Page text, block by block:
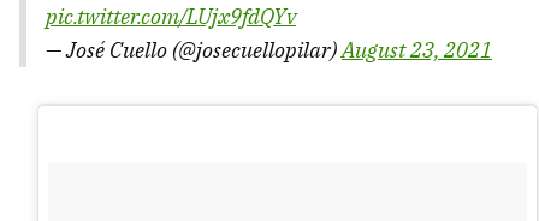
pic.twitter.com/LUjx9fdQYv
— José Cuello (@josecuellopilar)August 23, 2021